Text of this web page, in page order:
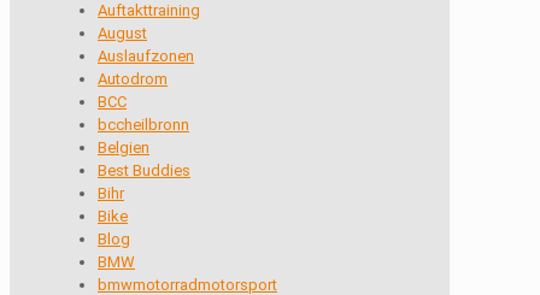
Auftakttraining
August
Auslaufzonen
Autodrom
BCC
bccheilbronn
Belgien
Best Buddies
Bihr
Bike
Blog
BMW
bmwmotorradmotorsport